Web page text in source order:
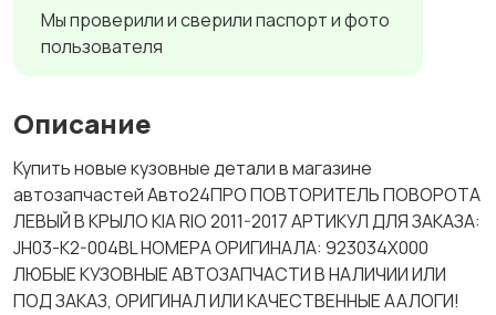
Мы проверили и сверили паспорт и фото
пользователя
Описание
Купить новые кузовные детали в магазине
автозапчастей Авто24ПРО ПОВТОРИТЕЛЬ ПОВОРОТА
ЛЕВЫЙ В КРЫЛО KIA RIO 2011-2017 АРТИКУЛ ДЛЯ ЗАКАЗА:
JH03-K2-004BL НОМЕРА ОРИГИНАЛА: 923034X000
ЛЮБЫЕ КУЗОВНЫЕ АВТОЗАПЧАСТИ В НАЛИЧИИ ИЛИ
ПОД ЗАКАЗ, ОРИГИНАЛ ИЛИ КАЧЕСТВЕННЫЕ ААЛОГИ!